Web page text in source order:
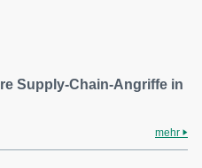
Supply-Chain-Angriffe in
mehr